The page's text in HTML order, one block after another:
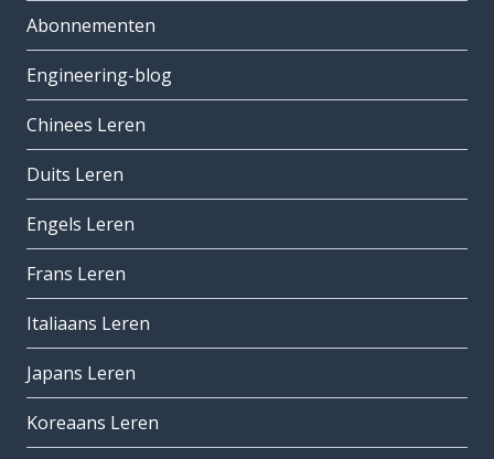
Abonnementen
Engineering-blog
Chinees Leren
Duits Leren
Engels Leren
Frans Leren
Italiaans Leren
Japans Leren
Koreaans Leren